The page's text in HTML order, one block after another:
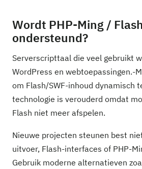
Wordt PHP-Ming /
ondersteund?
Serverscripttaal die veel gebruikt
WordPress en webtoepassingen.-
om Flash/SWF-inhoud dynamisch
technologie is verouderd omdat
Flash niet meer afspelen.
Nieuwe projecten steunen best
uitvoer, Flash-interfaces of PHP-
Gebruik moderne alternatieven